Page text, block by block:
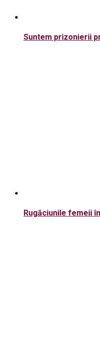
Suntem prizonierii
Rugăciunile femeii